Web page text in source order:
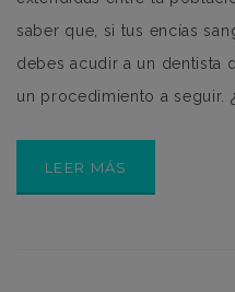
saber que, si tus encías
debes acudir a un dentista
un procedimiento a seguir.
LEER MÁS